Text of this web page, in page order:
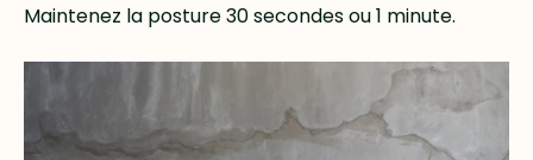
Maintenez la posture 30 secondes ou 1 minute.